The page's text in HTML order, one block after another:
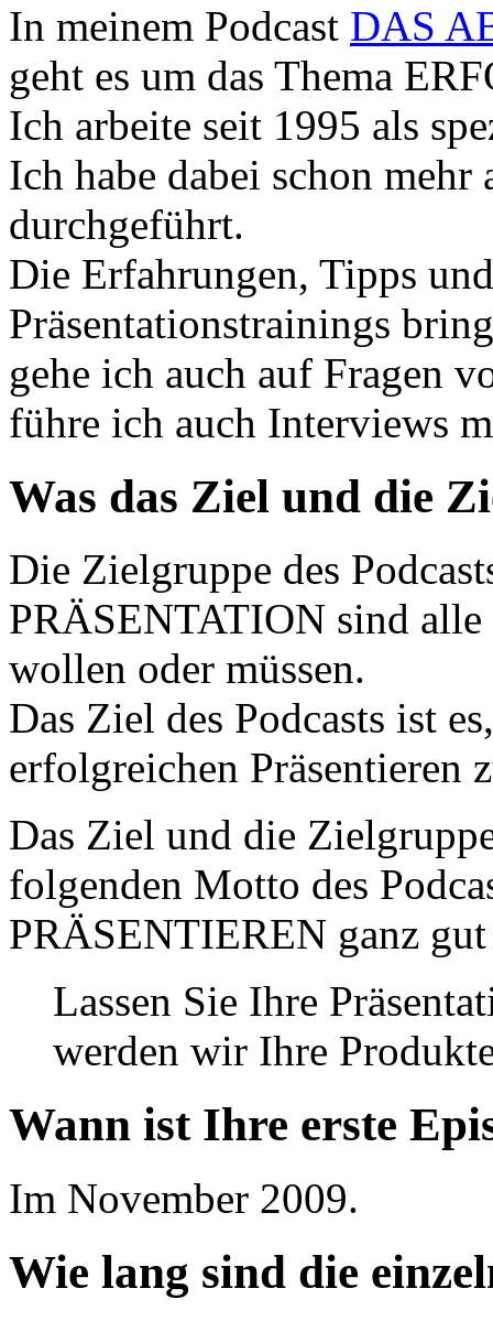
In meinem Podcast DAS
geht es um das Thema
Ich arbeite seit 1995 als
Ich habe dabei schon
durchgeführt.
Die Erfahrungen, Tipps
Präsentationstrainings
gehe ich auch auf Fragen
führe ich auch Interviews
Was das Ziel und die
Die Zielgruppe des
PRÄSENTATION sind alle
wollen oder müssen.
Das Ziel des Podcasts ist
erfolgreichen Präsentieren
Das Ziel und die
folgenden Motto des
PRÄSENTIEREN ganz
Lassen Sie Ihre
werden wir Ihre
Wann ist Ihre erste
Im November 2009.
Wie lang sind die